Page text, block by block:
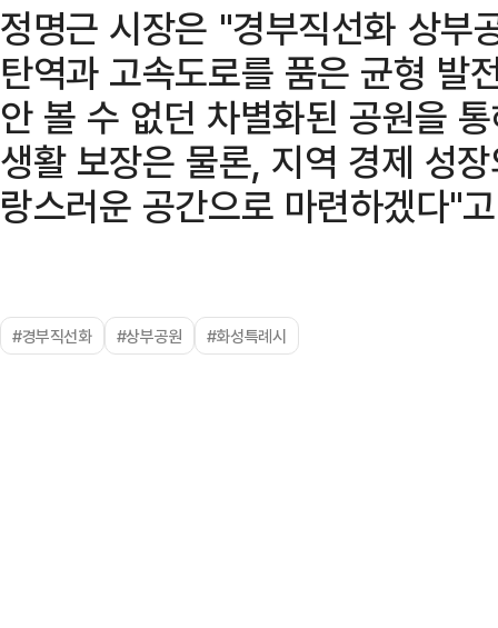
정명근 시장은 "경부직선화 상부
탄역과 고속도로를 품은 균형 발
안 볼 수 없던 차별화된 공원을
생활 보장은 물론, 지역 경제 성
랑스러운 공간으로 마련하겠다"
#경부직선화 #상부공원 #화성특례시